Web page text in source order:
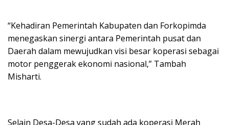
“Kehadiran Pemerintah Kabupaten dan Forkopimda
menegaskan sinergi antara Pemerintah pusat dan
Daerah dalam mewujudkan visi besar koperasi sebagai
motor penggerak ekonomi nasional,” Tambah
Misharti.
Selain Desa-Desa yang sudah ada koperasi Merah